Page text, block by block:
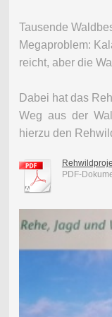
Tausende
Megaproblem:
reicht, aber die
Dabei hat das
Weg aus der
hierzu den
PDF-